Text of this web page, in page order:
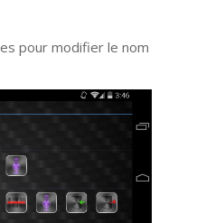
pour modifier le nom